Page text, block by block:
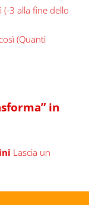
(-3 alla fine dello
(Quanti
in
Lascia un